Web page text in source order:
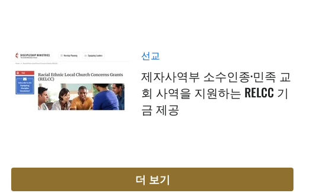
선교
제자사역부 소수인종·민족 교
회 사역을 지원하는 RELCC 기
금 제공
더 보기